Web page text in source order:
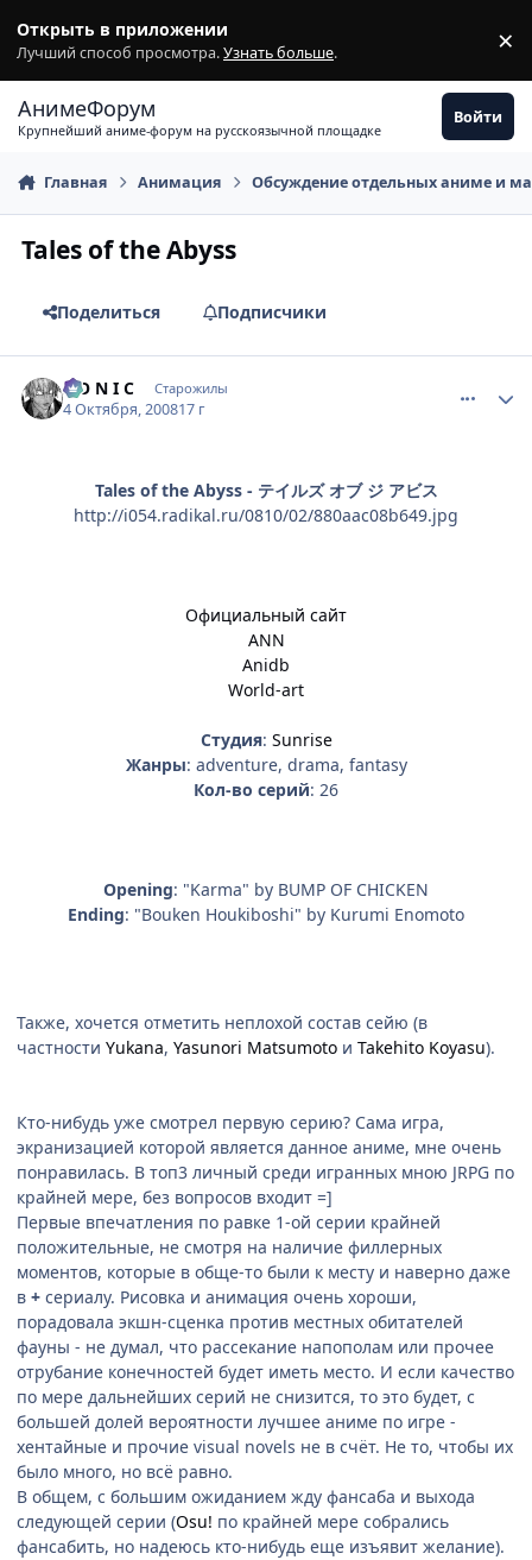
Открыть в приложении
Лучший способ просмотра.Узнать больше. ×
АнимеФорум
Крупнейший аниме-форум на русскоязычной площадке
Войти
Главная Анимация Обсуждение отдельных аниме и
Tales of the Abyss
Поделиться Подписчики
S O N I C Старожилы
4 Октября, 200817 г
Tales of the Abyss - テイルズ オブ ジ アビス
http://i054.radikal.ru/0810/02/880aac08b649.jpg
Официальный сайт
ANN
Anidb
World-art
Студия: Sunrise
Жанры: adventure, drama, fantasy
Кол-во серий: 26
Opening: "Karma" by BUMP OF CHICKEN
Ending: "Bouken Houkiboshi" by Kurumi Enomoto
Также, хочется отметить неплохой состав сейю (в
частности Yukana, Yasunori Matsumoto и Takehito Koyasu).
Кто-нибудь уже смотрел первую серию? Сама игра,
экранизацией которой является данное аниме, мне очень
понравилась. В топ3 личный среди игранных мною JRPG по
крайней мере, без вопросов входит =]
Первые впечатления по равке 1-ой серии крайней
положительные, не смотря на наличие филлерных
моментов, которые в обще-то были к месту и наверно даже
в + сериалу. Рисовка и анимация очень хороши,
порадовала экшн-сценка против местных обитателей
фауны - не думал, что рассекание напополам или прочее
отрубание конечностей будет иметь место. И если качество
по мере дальнейших серий не снизится, то это будет, с
большей долей вероятности лучшее аниме по игре -
хентайные и прочие visual novels не в счёт. Не то, чтобы их
было много, но всё равно.
В общем, с большим ожиданием жду фансаба и выхода
следующей серии (Osu! по крайней мере собрались
фансабить, но надеюсь кто-нибудь еще изъявит желание).